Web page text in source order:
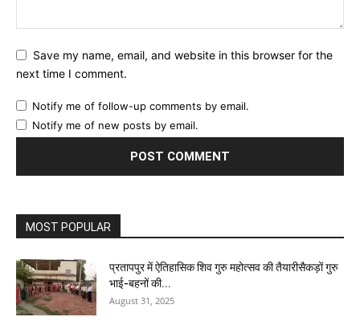
Save my name, email, and website in this browser for the
next time I comment.
Notify me of follow-up comments by email.
Notify me of new posts by email.
MOST POPULAR
प्रतापपुर में ऐतिहासिक शिव गुरु महोत्सव की तैयारीसैकड़ों गुरु
भाई-बहनों की...
August 31, 2025